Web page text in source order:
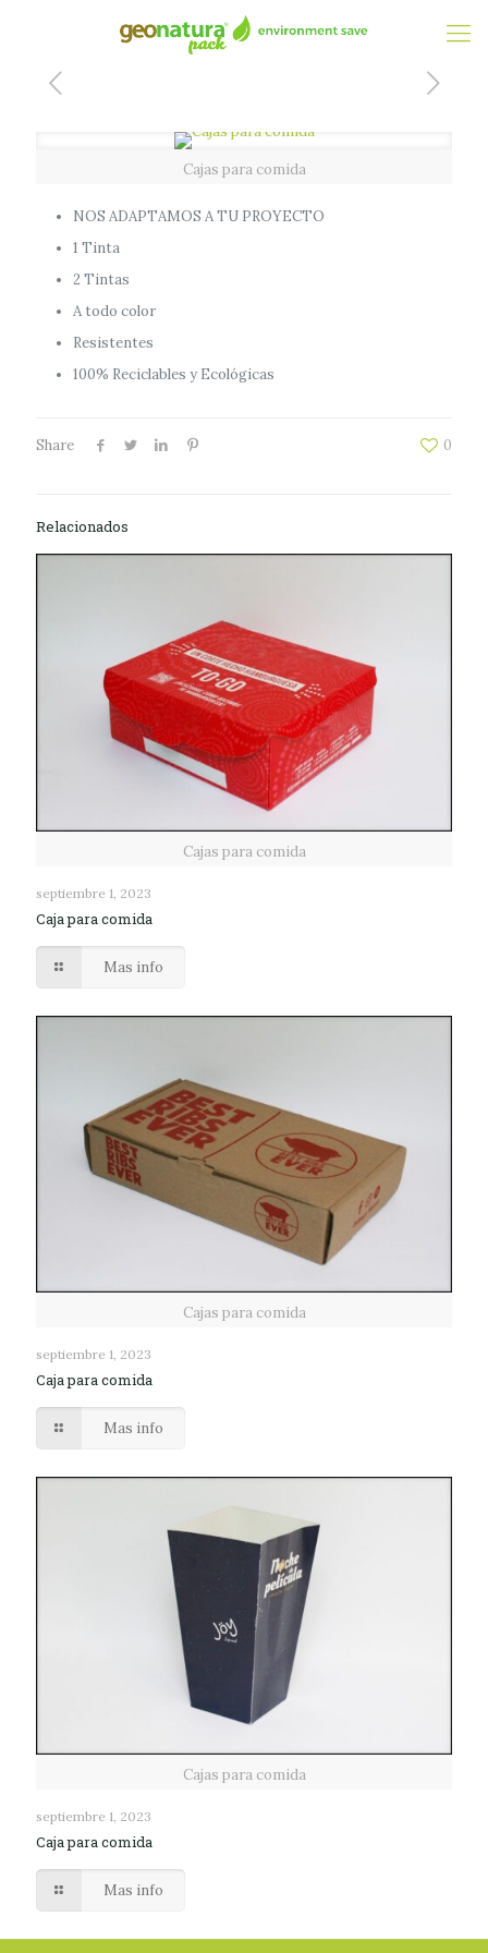
Cajas para comida
NOS ADAPTAMOS A TU PROYECTO
1 Tinta
2 Tintas
A todo color
Resistentes
100% Reciclables y Ecológicas
Share 0
Relacionados
Cajas para comida
septiembre 1, 2023
Caja para comida
Mas info
Cajas para comida
septiembre 1, 2023
Caja para comida
Mas info
Cajas para comida
septiembre 1, 2023
Caja para comida
Mas info